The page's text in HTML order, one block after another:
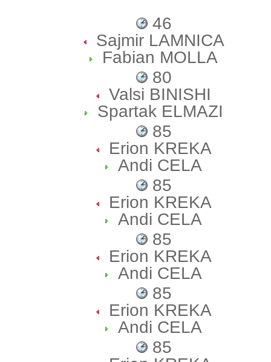
46
Sajmir LAMNICA
Fabian MOLLA
80
Valsi BINISHI
Spartak ELMAZI
85
Erion KREKA
Andi CELA
85
Erion KREKA
Andi CELA
85
Erion KREKA
Andi CELA
85
Erion KREKA
Andi CELA
85